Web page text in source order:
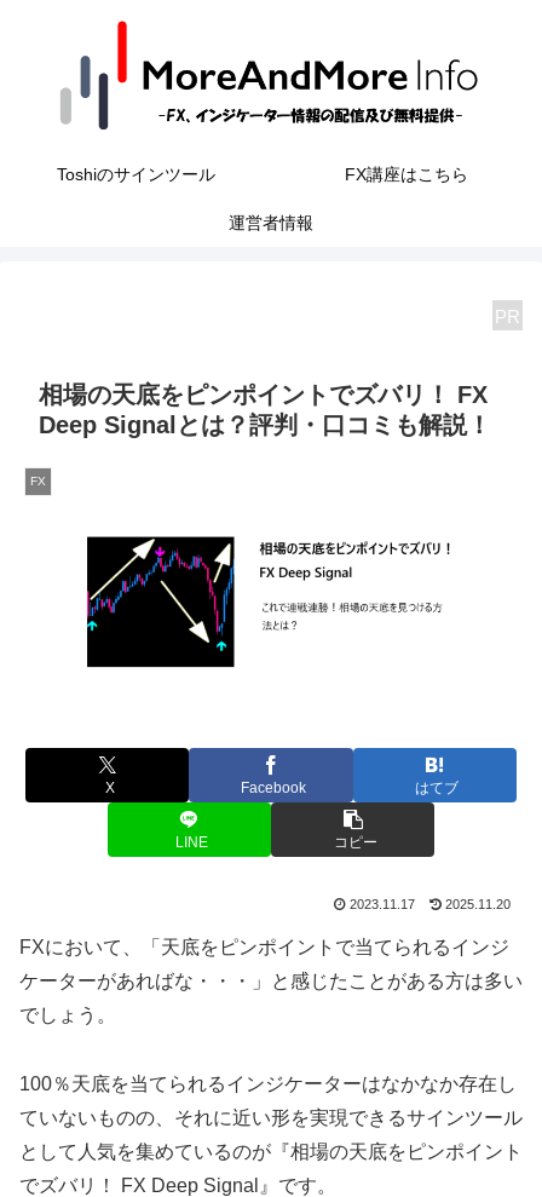
Toshiのサインツール FX講座はこちら
運営者情報
PR
相場の天底をピンポイントでズバリ！ FX
Deep Signalとは？評判・口コミも解説！
FX
X Facebook はてブ
LINE コピー
2023.11.17 2025.11.20
FXにおいて、「天底をピンポイントで当てられるインジ
ケーターがあればな・・・」と感じたことがある方は多い
でしょう。
100％天底を当てられるインジケーターはなかなか存在し
ていないものの、それに近い形を実現できるサインツール
として人気を集めているのが『相場の天底をピンポイント
でズバリ！ FX Deep Signal』です。